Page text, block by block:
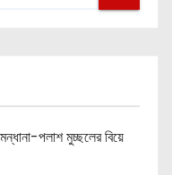
পলাশ মুচ্ছলের বিয়ে